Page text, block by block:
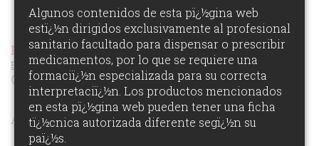
FOTOS GALA ASPID 2022
VER RANKING
Premios Aspid Espaï¿½a 2022Ver los Ganadores de la
Ediciï¿½n
Obras relacionadas con productos de prescripción
ÁREAS DE PARTICIPACIï¿½N:
Algunos contenidos de esta pï¿½gina web
estï¿½n dirigidos exclusivamente al profesional
sanitario facultado para dispensar o prescribir
medicamentos, por lo que se requiere una
formaciï¿½n especializada para su correcta
interpretaciï¿½n. Los productos mencionados
en esta pï¿½gina web pueden tener una ficha
tï¿½cnica autorizada diferente segï¿½n su
paï¿½s.